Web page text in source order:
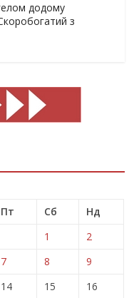
додому
з
Пт Сб
Нд
1
2
7 8
9
14 15
16